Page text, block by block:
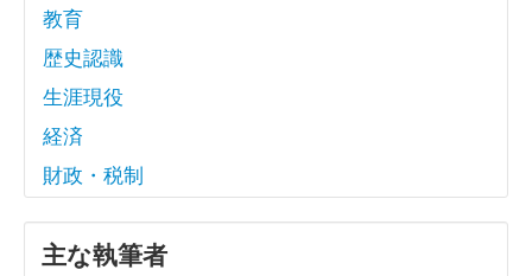
教育
歴史認識
生涯現役
経済
財政・税制
主な執筆者